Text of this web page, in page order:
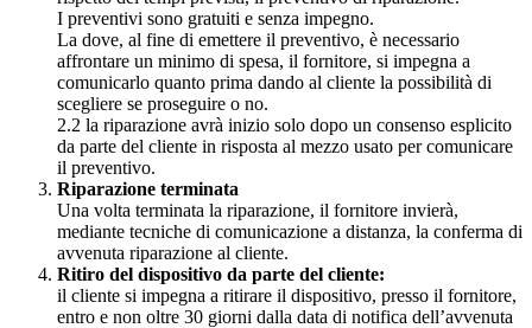
I preventivi sono gratuiti e senza impegno.
La dove, al fine di emettere il preventivo, è necessario
affrontare un minimo di spesa, il fornitore, si impegna a
comunicarlo quanto prima dando al cliente la possibilità di
scegliere se proseguire o no.
2.2 la riparazione avrà inizio solo dopo un consenso esplicito
da parte del cliente in risposta al mezzo usato per comunicare
il preventivo.
Riparazione terminata
Una volta terminata la riparazione, il fornitore invierà,
mediante tecniche di comunicazione a distanza, la conferma di
avvenuta riparazione al cliente.
Ritiro del dispositivo da parte del cliente:
il cliente si impegna a ritirare il dispositivo, presso il fornitore,
entro e non oltre 30 giorni dalla data di notifica dell’avvenuta